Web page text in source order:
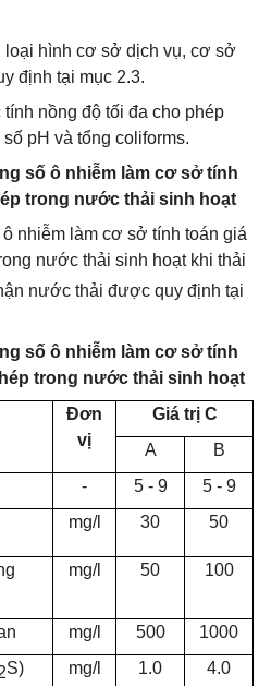
loại hình cơ sở dịch vụ, cơ sở
định tại mục 2.3.
nồng độ tối đa cho phép
pH và tổng coliforms.
số ô nhiễm làm cơ sở tính
trong nước thải sinh hoạt
nhiễm làm cơ sở tính toán giá
nước thải sinh hoạt khi thải
nước thải được quy định tại
số ô nhiễm làm cơ sở tính
trong nước thải sinh hoạt
Đơn
vị
Giá trị C
A
B
- 5 - 9
5 - 9
mg/l 30 50
mg/l 50 100
mg/l 500
1000
S) mg/l 1.0 4.0